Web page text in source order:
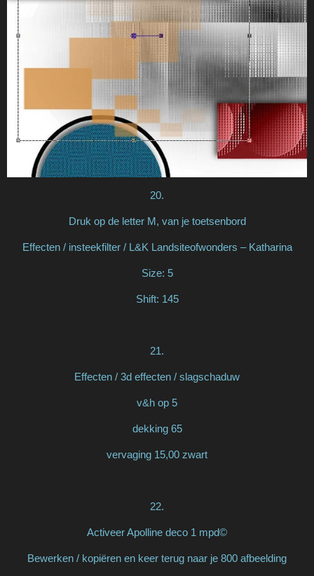
20.
Druk op de letter M, van je toetsenbord
Effecten / insteekfilter / L&K Landsiteofwonders – Katharina
Size: 5
Shift: 145
21.
Effecten / 3d effecten / slagschaduw
v&h op 5
dekking 65
vervaging 15,00 zwart
22.
Activeer Apolline deco 1 mpd©
Bewerken / kopiëren en keer terug naar je 800 afbeelding